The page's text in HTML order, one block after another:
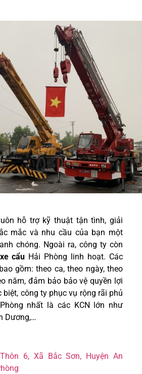
hỗ trợ kỹ thuật tận tình, giải
mắc và nhu cầu của bạn một
chóng. Ngoài ra, công ty còn
cẩu Hải Phòng linh hoạt. Các
gồm: theo ca, theo ngày, theo
năm, đảm bảo bảo vệ quyền lợi
công ty phục vụ rộng rãi phủ
nhất là các KCN lớn như
Dương,…
6, Xã Bắc Sơn, Huyện An